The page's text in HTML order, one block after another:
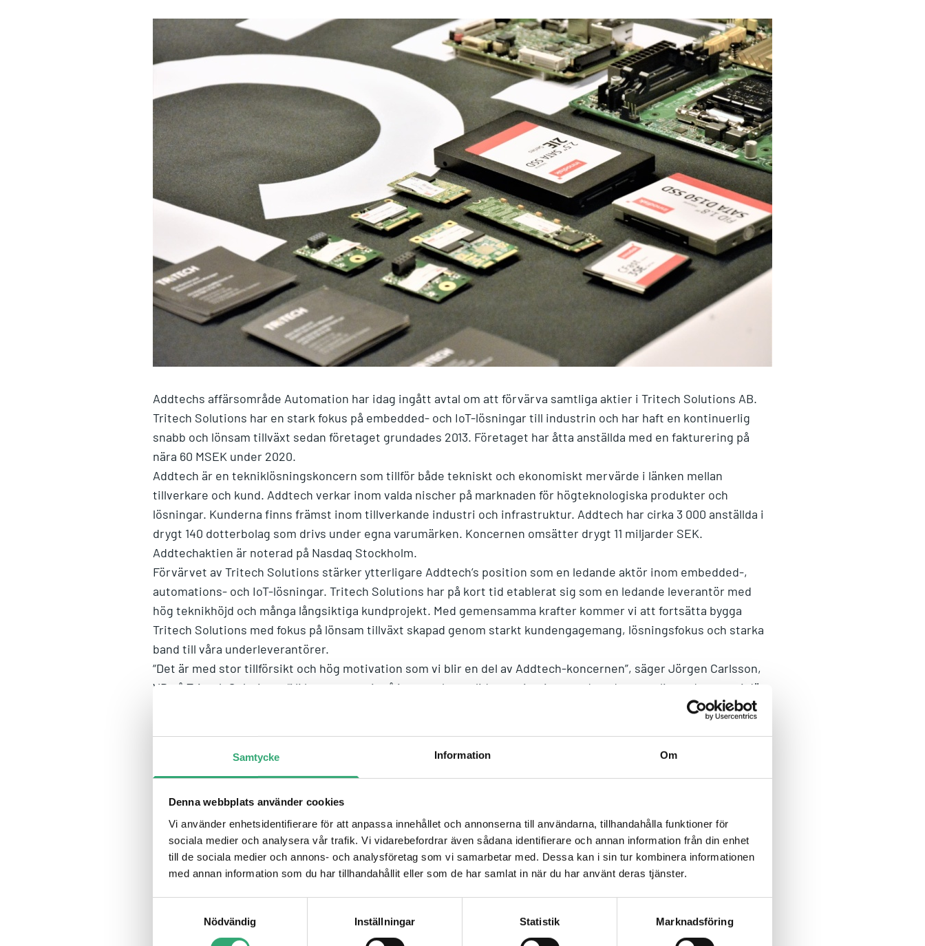
Samtycke Information Om
Denna webbplats använder cookies
Vi använder enhetsidentifierare för att anpassa innehållet och annonserna till användarna, tillhandahålla funktioner för
sociala medier och analysera vår trafik. Vi vidarebefordrar även sådana identifierare och annan information från din enhet
till de sociala medier och annons- och analysföretag som vi samarbetar med. Dessa kan i sin tur kombinera informationen
med annan information som du har tillhandahållit eller som de har samlat in när du har använt deras tjänster.
Nödvändig
Inställningar Statistik Marknadsföring
Addtechs affärsområde Automation har idag ingått avtal om att förvärva samtliga aktier i Tritech Solutions AB.
Tritech Solutions har en stark fokus på embedded- och IoT-lösningar till industrin och har haft en kontinuerlig
snabb och lönsam tillväxt sedan företaget grundades 2013. Företaget har åtta anställda med en fakturering på
nära 60 MSEK under 2020.
Addtech är en tekniklösningskoncern som tillför både tekniskt och ekonomiskt mervärde i länken mellan
tillverkare och kund. Addtech verkar inom valda nischer på marknaden för högteknologiska produkter och
lösningar. Kunderna finns främst inom tillverkande industri och infrastruktur. Addtech har cirka 3 000 anställda i
drygt 140 dotterbolag som drivs under egna varumärken. Koncernen omsätter drygt 11 miljarder SEK.
Addtechaktien är noterad på Nasdaq Stockholm.
Förvärvet av Tritech Solutions stärker ytterligare Addtech’s position som en ledande aktör inom embedded-,
automations- och IoT-lösningar. Tritech Solutions har på kort tid etablerat sig som en ledande leverantör med
hög teknikhöjd och många långsiktiga kundprojekt. Med gemensamma krafter kommer vi att fortsätta bygga
Tritech Solutions med fokus på lönsam tillväxt skapad genom starkt kundengagemang, lösningsfokus och starka
band till våra underleverantörer.
“Det är med stor tillförsikt och hög motivation som vi blir en del av Addtech-koncernen”, säger Jörgen Carlsson,
VD på Tritech Solutions. “Vi kommer att ingå i en mycket solid organisation, med en decentraliserad strategi där
Tritech Solutions fortsatt kan utveckla sina spjutspetsförmågor och ha starkt fokus på nyckelkunder. Vår
“Det är med stor glädje vi välkomnar Tritech Solutions till Addtech”, säger Cees Koetsier, Affärsenhetschef,
Addtech Automation, Sweden. “Förvärvet av Tritech Solutions stärker ytterligare Addtech’s position som en
ledande aktör inom embedded-, automations- och IoTlösningar och bidrar mycket positivt till att utveckla vår
redan starka position på den Nordiska marknaden.”
Tillträde sker i början av augusti och förvärvet bedöms ha en marginellt positiv påverkan på Addtechs resultat
per aktie under innevarande räkenskapsår. För ytterligare information, vänligen kontakta:
Cees Koetsier,
Affärsenhetschef Industrial IT & Sensors, Addtech Automation, +45 222 026 14
cees.koetsier@addtech.com
Jörgen Carlsson,